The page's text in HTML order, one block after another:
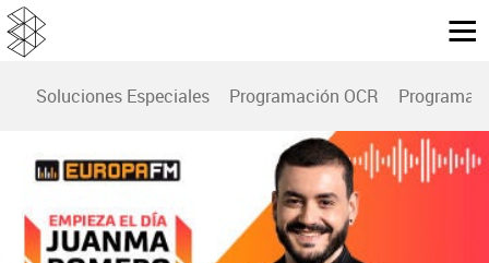
Soluciones Especiales Programación OCR